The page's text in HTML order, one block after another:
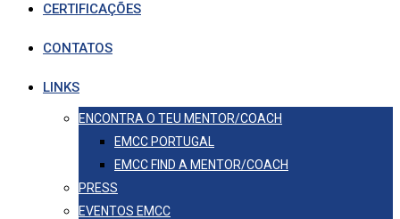
CERTIFICAÇÕES
CONTATOS
LINKS
ENCONTRA O TEU MENTOR/COACH
EMCC PORTUGAL
EMCC FIND A MENTOR/COACH
PRESS
EVENTOS EMCC